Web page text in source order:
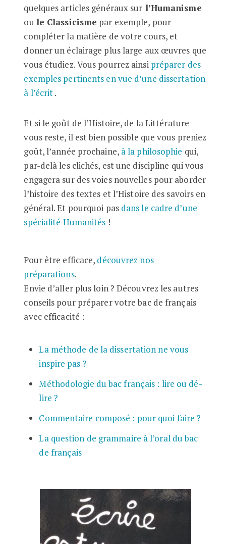
quelques articles généraux sur l’Humanisme
ou le Classicisme par exemple, pour
compléter la matière de votre cours, et
donner un éclairage plus large aux œuvres que
vous étudiez. Vous pourrez ainsi préparer des
exemples pertinents en vue d’une dissertation
à l’écrit.
Et si le goût de l’Histoire, de la Littérature
vous reste, il est bien possible que vous preniez
goût, l’année prochaine,à la philosophie qui,
par-delà les clichés, est une discipline qui vous
engagera sur des voies nouvelles pour aborder
l’histoire des textes et l’Histoire des savoirs en
général. Et pourquoi pas dans le cadre d’une
spécialité Humanités !
Pour être efficace, découvrez nos
préparations.
Envie d’aller plus loin ? Découvrez les autres
conseils pour préparer votre bac de français
avec efficacité :
La méthode de la dissertation ne vous
inspire pas ?
Méthodologie du bac français : lire ou dé-
lire ?
Commentaire composé : pour quoi faire ?
La question de grammaire à l’oral du bac
de français